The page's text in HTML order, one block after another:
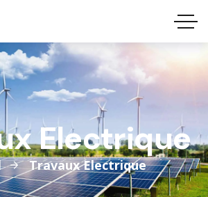
Electrique
Travaux Electrique